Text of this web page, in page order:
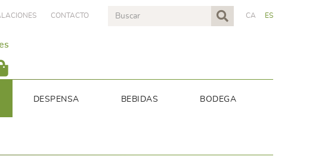
CA ES
CONTACTO
DESPENSA BEBIDAS BODEGA